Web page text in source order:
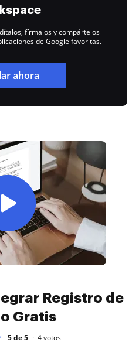
fírmalos y compártelos
de Google favoritas.
ahora
Registro de
Gratis
5 de 5 4votos